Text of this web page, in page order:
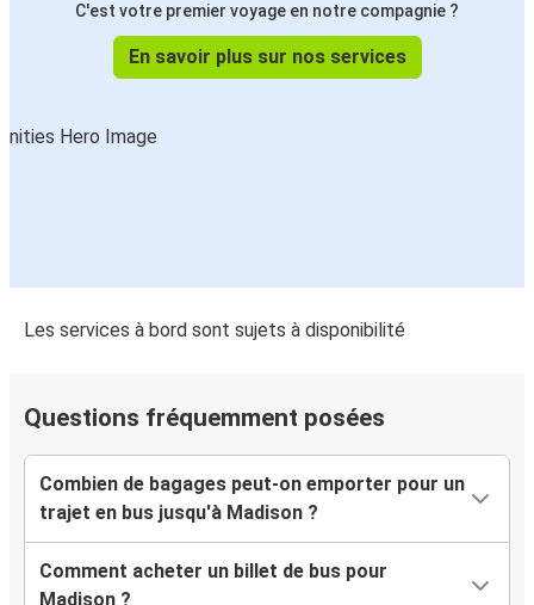
C'est votre premier voyage en notre compagnie ?
En savoir plus sur nos services
Les services à bord sont sujets à disponibilité
Questions fréquemment posées
Combien de bagages peut-on emporter pour un
trajet en bus jusqu'à Madison ?
Comment acheter un billet de bus pour
Madison ?